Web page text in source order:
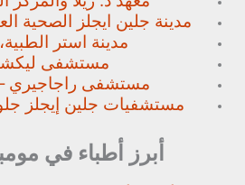
مدينة جلين ايجلز الصحية
مدينة استر الطبية،
مستشفى
مستشفى راجاجيري –
مستشفيات جلين إيجلز
أبرز أطباء في